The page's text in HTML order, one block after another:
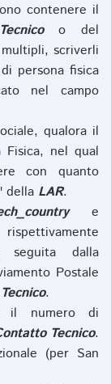
contenere il
o del
scriverli
persona fisica
nel campo
qualora il
nel qual
con quanto
della LAR.
e
seguita dalla
Postale
.
il numero di
Tecnico.
(per San